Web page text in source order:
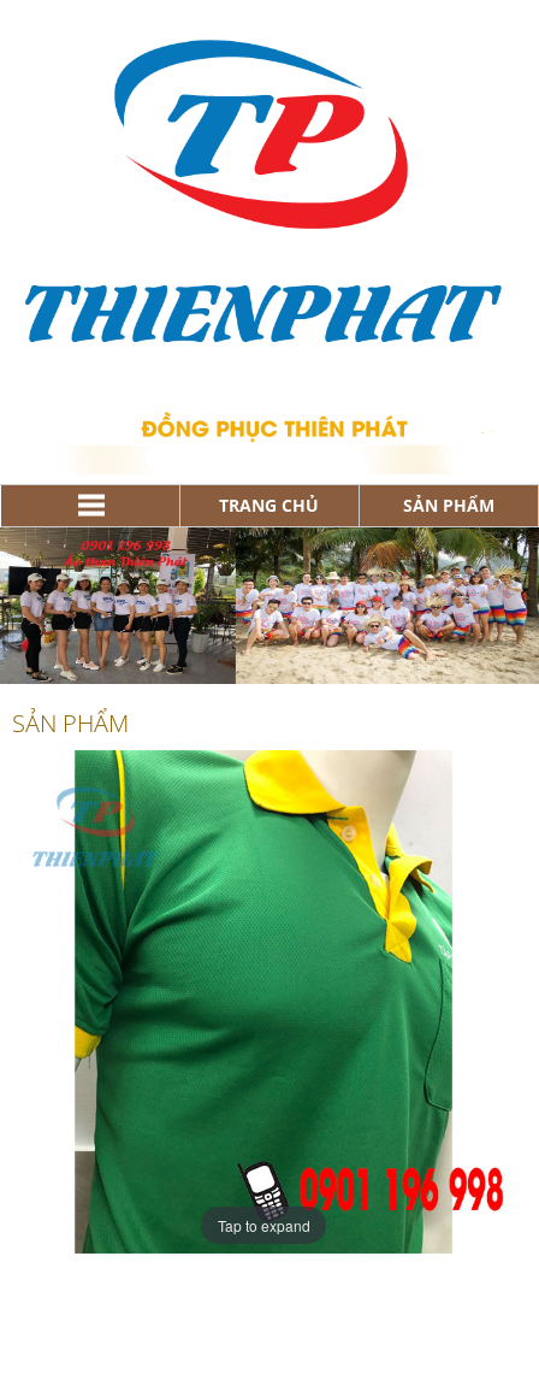
TRANG CHỦ SẢN PHẨM
SẢN PHẨM
Tap to expand